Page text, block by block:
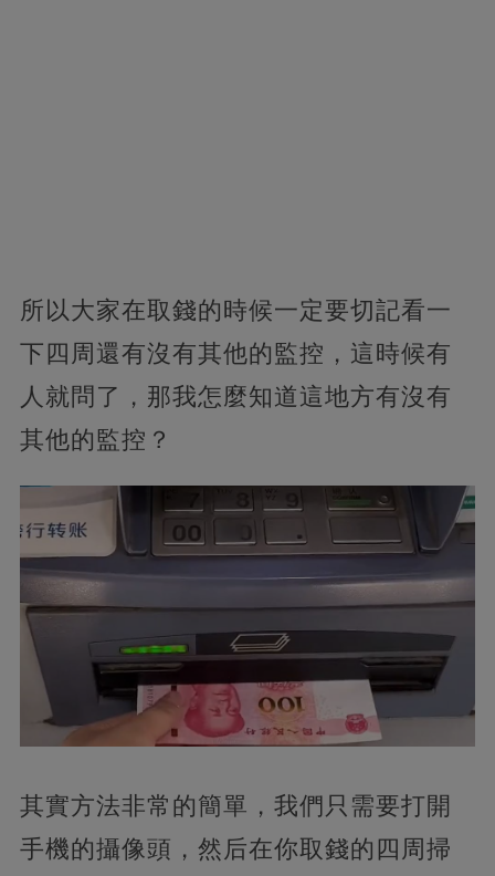
所以大家在取錢的時候一定要切記看一
下四周還有沒有其他的監控，這時候有
人就問了，那我怎麼知道這地方有沒有
其他的監控？
其實方法非常的簡單，我們只需要打開
手機的攝像頭，然后在你取錢的四周掃